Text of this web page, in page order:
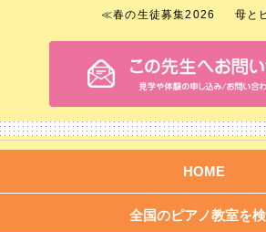
≪春の生徒募集2026 母と
HOME
全国のピアノ教室を